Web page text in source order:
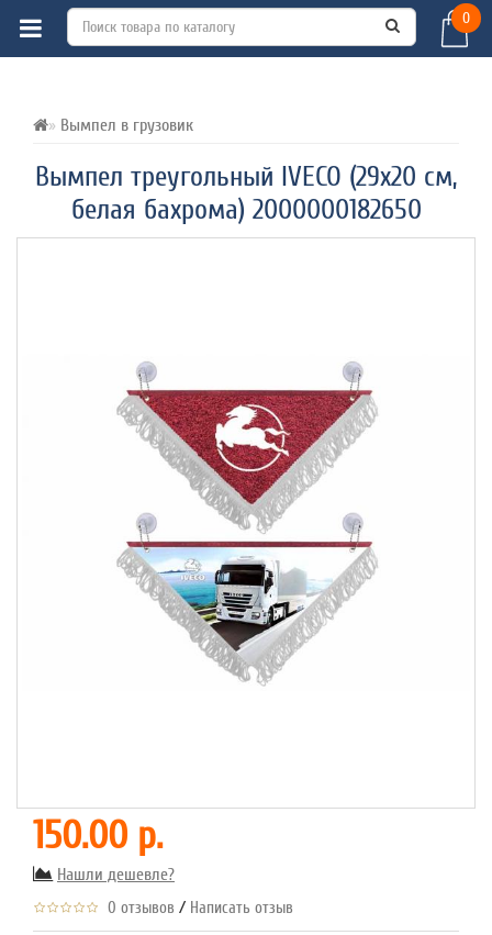
0
Вымпел в грузовик
Вымпел треугольный IVECO (29х20 см,
белая бахрома) 2000000182650
ВСЕ О ТОВАРЕ ХАРАКТЕРИСТИКИ
150.00 р.
Нашли дешевле?
0 отзывов / Написать отзыв